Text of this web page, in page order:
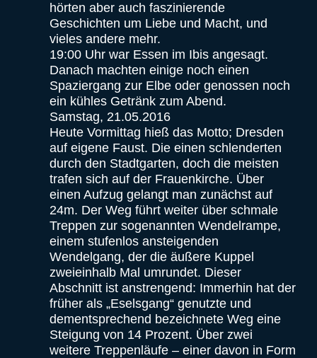
hörten aber auch faszinierende
Geschichten um Liebe und Macht, und
vieles andere mehr.
19:00 Uhr war Essen im Ibis angesagt.
Danach machten einige noch einen
Spaziergang zur Elbe oder genossen noch
ein kühles Getränk zum Abend.
Samstag, 21.05.2016
Heute Vormittag hieß das Motto; Dresden
auf eigene Faust. Die einen schlenderten
durch den Stadtgarten, doch die meisten
trafen sich auf der Frauenkirche. Über
einen Aufzug gelangt man zunächst auf
24m. Der Weg führt weiter über schmale
Treppen zur sogenannten Wendelrampe,
einem stufenlos ansteigenden
Wendelgang, der die äußere Kuppel
zweieinhalb Mal umrundet. Dieser
Abschnitt ist anstrengend: Immerhin hat der
früher als „Eselsgang“ genutzte und
dementsprechend bezeichnete Weg eine
Steigung von 14 Prozent. Über zwei
weitere Treppenläufe – einer davon in Form